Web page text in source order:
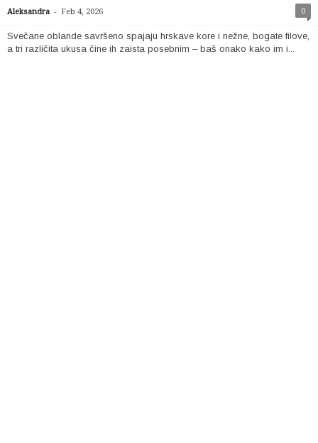
Aleksandra - Feb 4, 2026 0
Svečane oblande savršeno spajaju hrskave kore i nežne, bogate filove,
a tri različita ukusa čine ih zaista posebnim – baš onako kako im i...